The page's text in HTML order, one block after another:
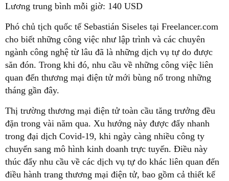
Lương trung bình mỗi giờ: 140 USD
Phó chủ tịch quốc tế Sebastián Siseles tại Freelancer.com
cho biết những công việc như lập trình và các chuyên
ngành công nghệ từ lâu đã là những dịch vụ tự do được
săn đón. Trong khi đó, nhu cầu về những công việc liên
quan đến thương mại điện tử mới bùng nổ trong những
tháng gần đây.
Thị trường thương mại điện tử toàn cầu tăng trưởng đều
đặn trong vài năm qua. Xu hướng này được đẩy nhanh
trong đại dịch Covid-19, khi ngày càng nhiều công ty
chuyển sang mô hình kinh doanh trực tuyến. Điều này
thúc đẩy nhu cầu về các dịch vụ tự do khác liên quan đến
điều hành trang thương mại điện tử, bao gồm cả thiết kế